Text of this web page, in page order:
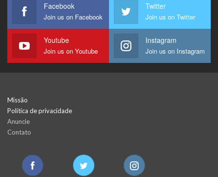
Facebook
Join us on Facebook
Twitter
Join us on Twitter
Youtube
Join us on Youtube
Instagram
Join us on Instagram
Missão
Política de privacidade
Anuncie
Contato